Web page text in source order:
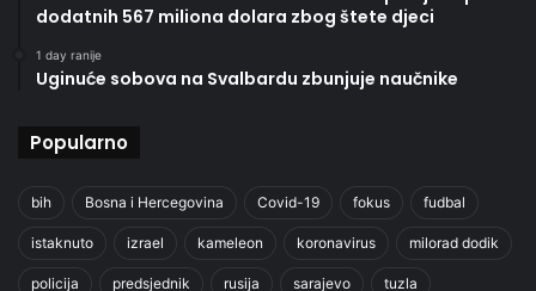
dodatnih 567 miliona dolara zbog štete djeci
1 day ranije
Uginuće sobova na Svalbardu zbunjuje naučnike
Popularno
bih Bosna i Hercegovina Covid-19 fokus fudbal
istaknuto izrael kameleon koronavirus milorad dodik
policija predsjednik rusija sarajevo tuzla